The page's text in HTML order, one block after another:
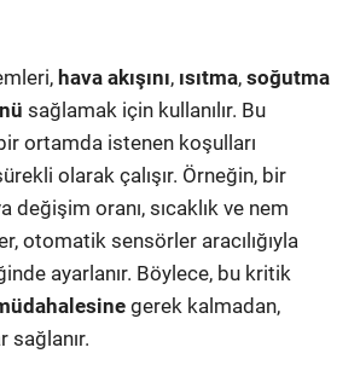
hava akışını, ısıtma, soğutma
sağlamak için kullanılır. Bu
ortamda istenen koşulları
olarak çalışır. Örneğin, bir
değişim oranı, sıcaklık ve nem
otomatik sensörler aracılığıyla
ayarlanır. Böylece, bu kritik
gerek kalmadan,